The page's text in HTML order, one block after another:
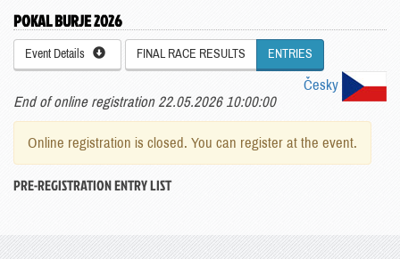
POKAL BURJE 2026
Event Details FINAL RACE RESULTS ENTRIES
Česky
End of online registration 22.05.2026 10:00:00
Online registration is closed. You can register at the event.
PRE-REGISTRATION ENTRY LIST